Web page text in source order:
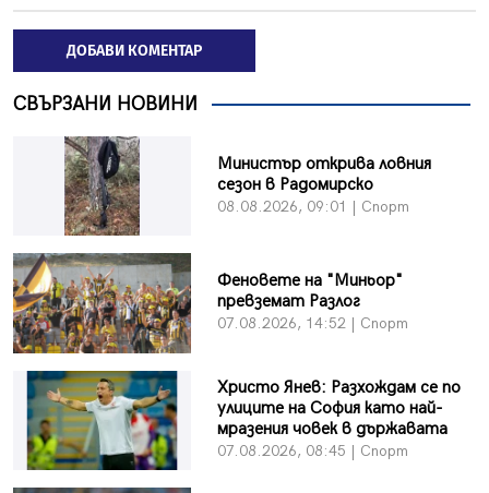
ДОБАВИ КОМЕНТАР
СВЪРЗАНИ НОВИНИ
Министър открива ловния
сезон в Радомирско
08.08.2026, 09:01 | Спорт
Феновете на "Миньор"
превземат Разлог
07.08.2026, 14:52 | Спорт
Христо Янев: Разхождам се по
улиците на София като най-
мразения човек в държавата
07.08.2026, 08:45 | Спорт